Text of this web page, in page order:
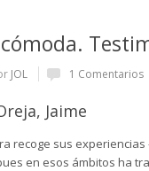
JOL 1 Comentarios
Jaime
recoge sus
en esos ámbitos ha